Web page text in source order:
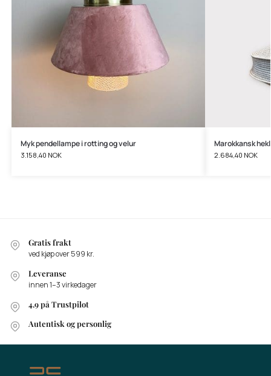
Myk pendellampe i rotting og velur
3.158,40 NOK
Marokkansk
2.684,40 NOK
Gratis frakt
ved kjøp over 599 kr.
Leveranse
innen 1–3 virkedager
4.9 på Trustpilot
Autentisk og personlig